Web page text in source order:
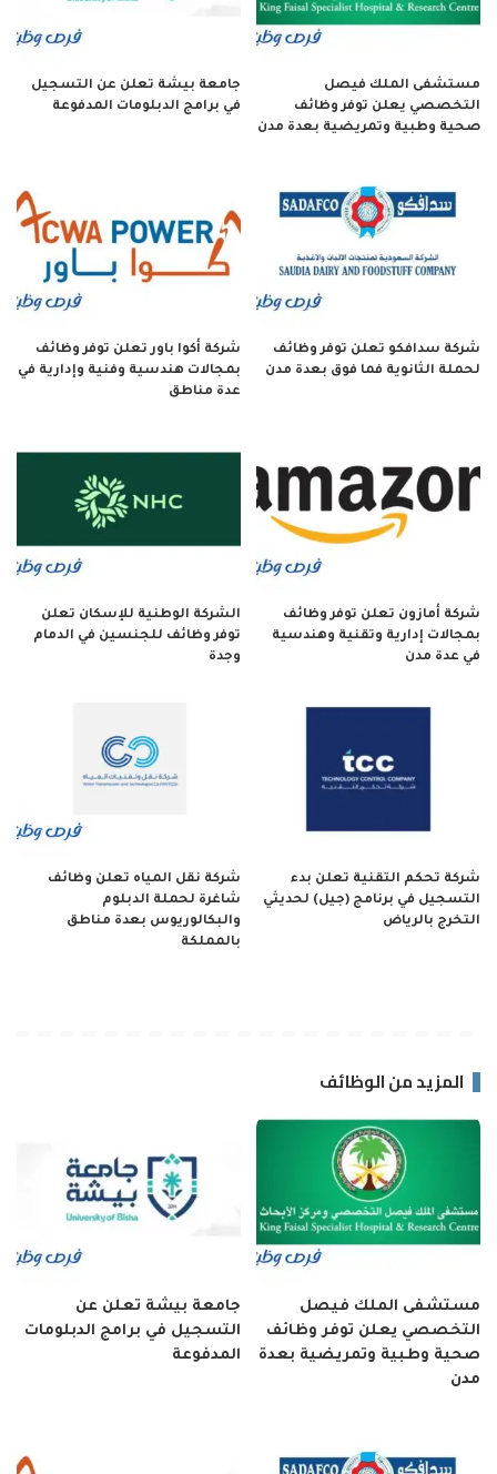
مستشفى الملك فيصل
التخصصي يعلن توفر وظائف
صحية وطبية وتمريضية بعدة مدن
جامعة بيشة تعلن عن التسجيل
في برامج الدبلومات المدفوعة
شركة سدافكو تعلن توفر وظائف
لحملة الثانوية فما فوق بعدة مدن
شركة أكوا باور تعلن توفر وظائف
بمجالات هندسية وفنية وإدارية في
عدة مناطق
شركة أمازون تعلن توفر وظائف
بمجالات إدارية وتقنية وهندسية
في عدة مدن
الشركة الوطنية للإسكان تعلن
توفر وظائف للجنسين في الدمام
وجدة
شركة تحكم التقنية تعلن بدء
التسجيل في برنامج (جيل) لحديثي
التخرج بالرياض
شركة نقل المياه تعلن وظائف
شاغرة لحملة الدبلوم
والبكالوريوس بعدة مناطق
بالمملكة
المزيد من الوظائف
مستشفى الملك فيصل
التخصصي يعلن توفر وظائف
صحية وطبية وتمريضية بعدة
مدن
جامعة بيشة تعلن عن
التسجيل في برامج الدبلومات
المدفوعة